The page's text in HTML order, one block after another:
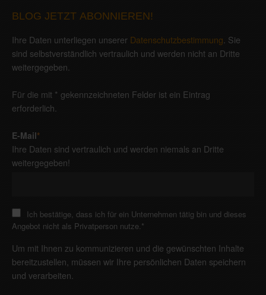
BLOG JETZT ABONNIEREN!
Ihre Daten unterliegen unserer Datenschutzbestimmung . Sie
sind selbstverständlich vertraulich und werden nicht an Dritte
weitergegeben.
Für die mit * gekennzeichneten Felder ist ein Eintrag
erforderlich.
E-Mail*
Ihre Daten sind vertraulich und werden niemals an Dritte
weitergegeben!
Ich bestätige, dass ich für ein Unternehmen tätig bin und dieses
Angebot nicht als Privatperson nutze.*
Um mit Ihnen zu kommunizieren und die gewünschten Inhalte
bereitzustellen, müssen wir Ihre persönlichen Daten speichern
und verarbeiten.